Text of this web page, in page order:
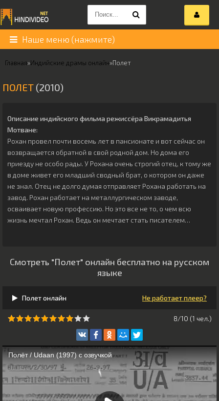
Наше меню (нажмите)
Главная»Индийские драмы онлайн»Полет
ПОЛЕТ (2010)
Описание индийского фильма режиссёра Викрамадитья
Мотване:
Рохан провел почти восемь лет в пансионате и вот сейчас он
возвращается обратной в свой родной дом. Но дома его
приезду не особо рады. У Рохана очень строгий отец, к тому же
в доме живет его младший сводный брат, о котором он даже
не знал. Отец не долго думая отправляет Рохана работать на
завод. Рохан работает на металлургическом заводе,
осваивает новую профессию. Но это все не то, о чем всю
жизнь мечтал Рохан. Ведь он мечтает стать писателем…
Смотреть "Полет" онлайн бесплатно на русском
языке
Полет онлайн Не работает плеер?
8/10 (1 чeл.)